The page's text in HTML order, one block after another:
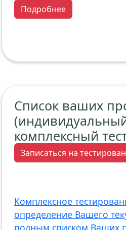
Подробнее
Список ваших
комплексный
Записаться на
Комплексное
определение Вашего
полным списком Ваших